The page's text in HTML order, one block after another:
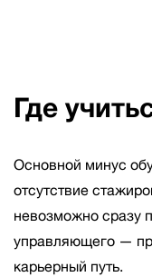
Где
Основной минус
отсутствие
невозможно сразу
управляющего —
карьерный путь.